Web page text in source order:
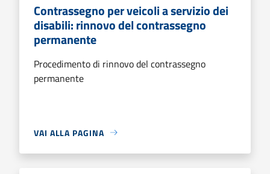
Contrassegno per veicoli a servizio dei
disabili: rinnovo del contrassegno
permanente
Procedimento di rinnovo del contrassegno
permanente
VAI ALLA PAGINA